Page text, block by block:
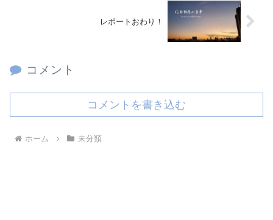
レポートおわり！
コメント
コメントを書き込む
ホーム 未分類